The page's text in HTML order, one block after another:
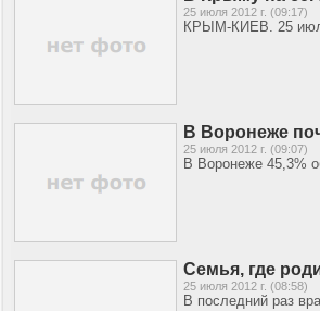
25 июля 2012 г. (09:17)
КРЫМ-КИЕВ. 25
В Воронеже
25 июля 2012 г. (09:07)
В Воронеже 45,3%
Семья, где
25 июля 2012 г. (08:58)
В последний раз